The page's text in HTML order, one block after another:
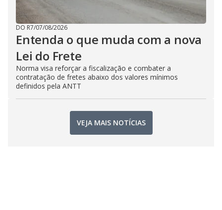
DO R7/07/08/2026
Entenda o que muda com a nova
Lei do Frete
Norma visa reforçar a fiscalização e combater a
contratação de fretes abaixo dos valores mínimos
definidos pela ANTT
VEJA MAIS NOTÍCIAS